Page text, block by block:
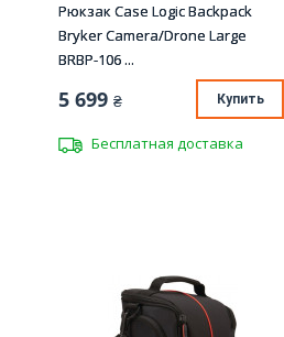
Рюкзак Case Logic Backpack
Bryker Camera/Drone Large
BRBP-106 ...
5 699 ₴ Купить
Бесплатная доставка